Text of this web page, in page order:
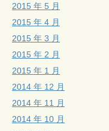
2015 年 5 月
2015 年 4 月
2015 年 3 月
2015 年 2 月
2015 年 1 月
2014 年 12 月
2014 年 11 月
2014 年 10 月